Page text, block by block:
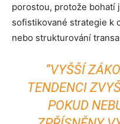
porostou, protože bohatí
sofistikované strategie k
nebo strukturování
“VYŠŠÍ
TENDENCI
POKUD